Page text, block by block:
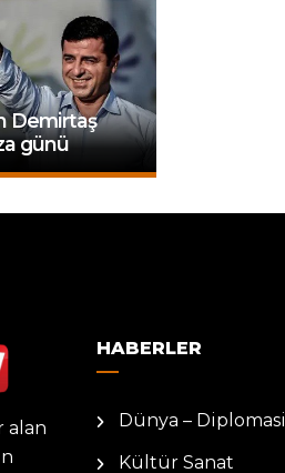
Demirtaş
günü
alan
HABERLER
Dünya – Diplomasi
Kültür Sanat